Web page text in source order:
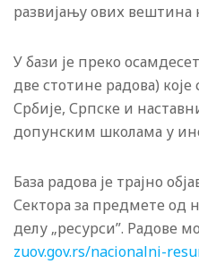
развијању ових вештина
У бази је преко
две стотине радова)
Србије, Српске и
допунским школама у
База радова је трајно
Сектора за предмете од
делу „ресурси”. Радове
zuov.gov.rs/nacionalni-